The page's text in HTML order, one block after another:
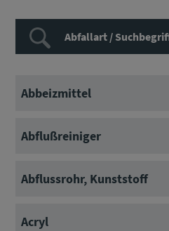
Abbeizmittel
Abflußreiniger
Abflussrohr, Kunststoff
Acryl